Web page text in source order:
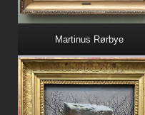
Martinus Rørbye